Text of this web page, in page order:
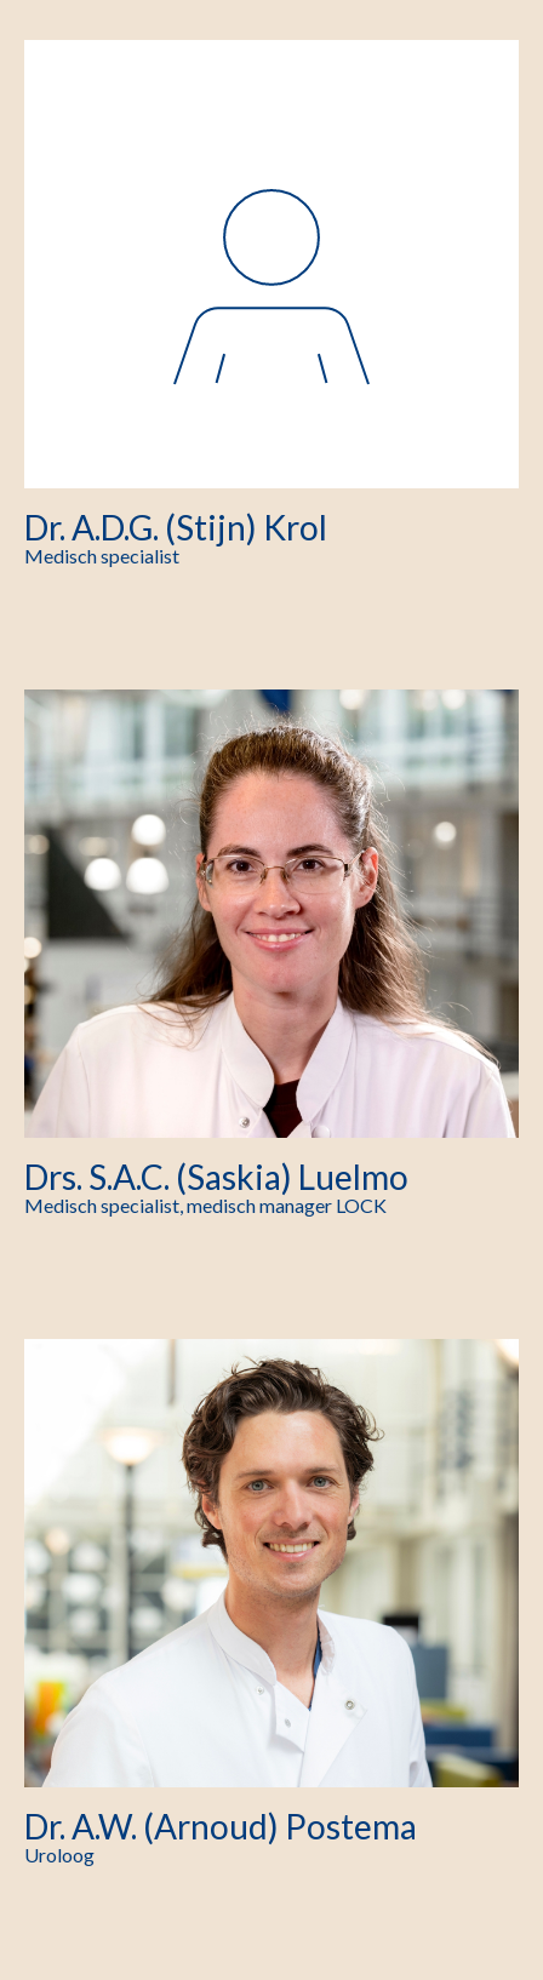
Dr. A.D.G. (Stijn) Krol
Medisch specialist
Drs. S.A.C. (Saskia) Luelmo
Medisch specialist, medisch manager LOCK
Dr. A.W. (Arnoud) Postema
Uroloog